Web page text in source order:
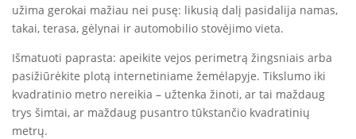
užima gerokai mažiau nei pusę: likusią dalį pasidalija namas,
takai, terasa, gėlynai ir automobilio stovėjimo vieta.
Išmatuoti paprasta: apeikite vejos perimetrą žingsniais arba
pasižiūrėkite plotą internetiniame žemėlapyje. Tikslumo iki
kvadratinio metro nereikia – užtenka žinoti, ar tai maždaug
trys šimtai, ar maždaug pusantro tūkstančio kvadratinių
metrų.